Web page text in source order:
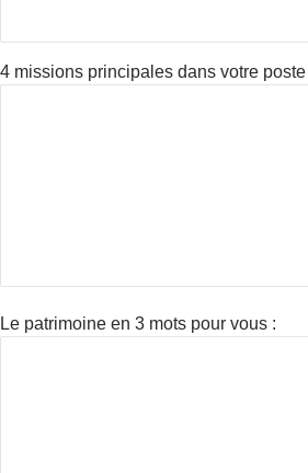
4 missions principales dans votre poste
Le patrimoine en 3 mots pour vous :